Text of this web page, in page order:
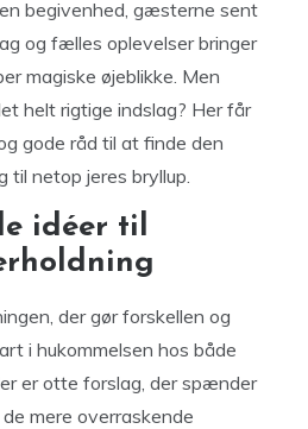
begivenhed, gæsterne sent
og fælles oplevelser bringer
magiske øjeblikke. Men
helt rigtige indslag? Her får
gode råd til at finde den
til netop jeres bryllup.
idéer til
der gør forskellen og
i hukommelsen hos både
er otte forslag, der spænder
mere overraskende